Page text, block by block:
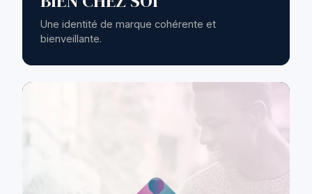
Une identité de marque cohérente et
bienveillante.